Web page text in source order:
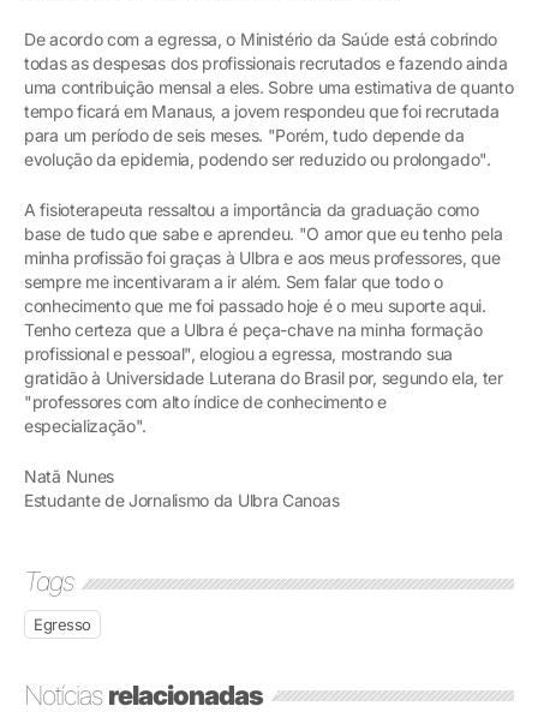
De acordo com a egressa, o Ministério da Saúde está cobrindo
todas as despesas dos profissionais recrutados e fazendo ainda
uma contribuição mensal a eles. Sobre uma estimativa de quanto
tempo ficará em Manaus, a jovem respondeu que foi recrutada
para um período de seis meses. "Porém, tudo depende da
evolução da epidemia, podendo ser reduzido ou prolongado".
A fisioterapeuta ressaltou a importância da graduação como
base de tudo que sabe e aprendeu. "O amor que eu tenho pela
minha profissão foi graças à Ulbra e aos meus professores, que
sempre me incentivaram a ir além. Sem falar que todo o
conhecimento que me foi passado hoje é o meu suporte aqui.
Tenho certeza que a Ulbra é peça-chave na minha formação
profissional e pessoal", elogiou a egressa, mostrando sua
gratidão à Universidade Luterana do Brasil por, segundo ela, ter
"professores com alto índice de conhecimento e
especialização".
Natã Nunes
Estudante de Jornalismo da Ulbra Canoas
Tags
Egresso
Notíciasrelacionadas